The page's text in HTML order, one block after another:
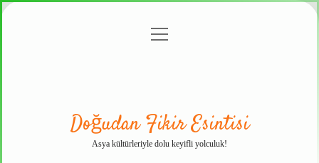
menüyü
Doğudan Fikir Esintisi
Asya kültürleriyle dolu keyifli yolculuk!